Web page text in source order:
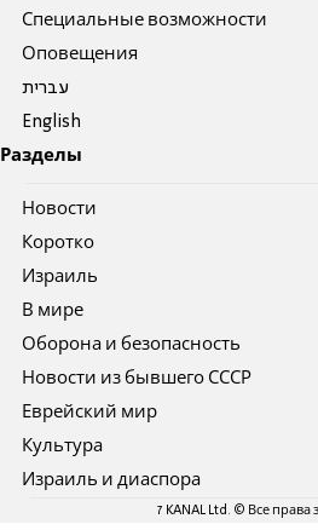
Специальные возможности
Оповещения
עברית
English
Разделы
Новости
Коротко
Израиль
В мире
Оборона и безопасность
Новости из бывшего СССР
Еврейский мир
Культура
Израиль и диаспора
7 KANAL Ltd. © Все